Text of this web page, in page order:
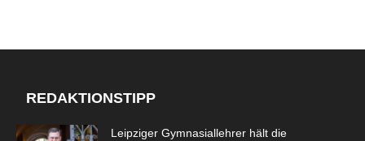
REDAKTIONSTIPP
Leipziger Gymnasiallehrer hält die